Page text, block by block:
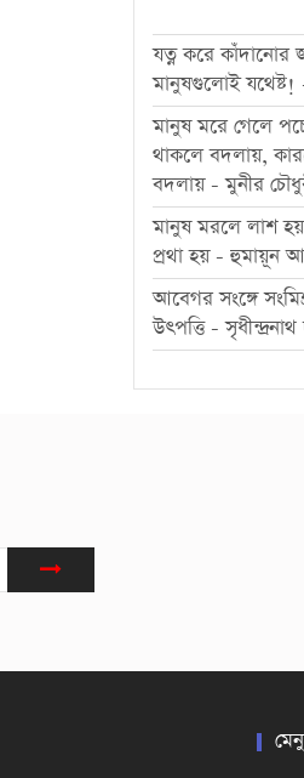
যত্ন করে
মানুষগুলোই
মানুষ মরে গেলে
থাকলে বদলায়,
বদলায় - মুনীর
মানুষ মরলে লাশ
প্রথা হয় - হুমায়ূন
আবেগর সংঙ্গে
উৎপত্তি - সৃধীন্দ্রনাথ
মেনু